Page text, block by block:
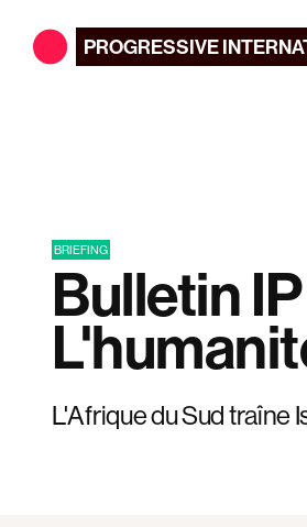
PROGRESSIVE
BRIEFING
Bulletin IP
L'Afrique du Sud traîne